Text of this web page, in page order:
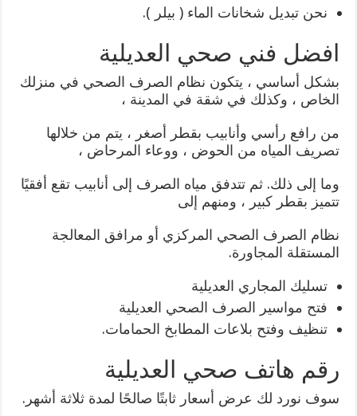
نحن تبديل شخانات الماء ( بيلر ).
افضل فني صحي العديلية
بشكل أساسي ، يتكون نظام الصرف الصحي في منزلك
الخاص ، وكذلك في شقة في المدينة ،
من رافع رأسي وأنابيب بقطر أصغر ، يتم من خلالها
تصريف المياه من الحوض ، ووعاء المرحاض ،
وما إلى ذلك. ثم تتدفق مياه الصرف إلى أنابيب تقع أفقيًا
تتميز بقطر كبير ، ومنهم إلى
نظام الصرف الصحي المركزي أو مرافق المعالجة
المستقلة المجاورة.
تسليك المجاري العديلية
فتح مواسير الصرف الصحي العديلية
تنظيف وفتح بلاعات المطابخ الحمامات.
رقم هاتف صحي العديلية
سوف نورد لك عرض أسعار ثابتًا صالحًا لمدة ثلاثة أشهر.